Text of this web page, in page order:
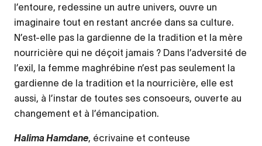
l’entoure, redessine un autre univers, ouvre un
imaginaire tout en restant ancrée dans sa culture.
N’est-elle pas la gardienne de la tradition et la mère
nourricière qui ne déçoit jamais ? Dans l’adversité de
l’exil, la femme maghrébine n’est pas seulement la
gardienne de la tradition et la nourricière, elle est
aussi, à l’instar de toutes ses consoeurs, ouverte au
changement et à l’émancipation.
Halima Hamdane, écrivaine et conteuse